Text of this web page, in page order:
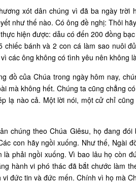
xót dân chúng vì đã ba ngày
như thế nào. Có ông đề nghị: Thôi
hiện được: dẫu có đến 200 đồng
chiếc bánh và 2 con cá làm sao nuôi
các ông không có tình yêu nên không
đồ của Chúa trong ngày hôm nay,
mà không hết. Chúng ta cũng chẳng
lạ nào cả. Một lời nói, một cử chỉ
chúng theo Chúa Giêsu, họ đang
con hãy ngồi xuống. Như thế, Ngài
là phải ngồi xuống. Vì bao lâu họ còn
hành vi phó thác đã bắt chước làm
đức tin và đức mến. Chính vì họ mà